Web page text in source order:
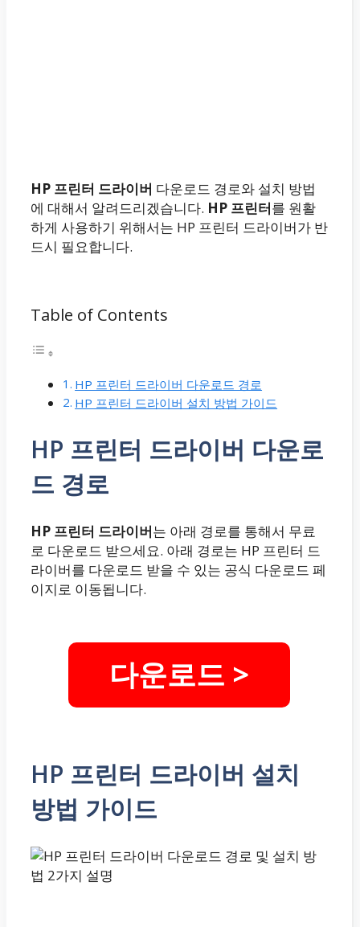
HP 프린터 드라이버 다운로드 경로와 설치 방법
에 대해서 알려드리겠습니다. HP 프린터를 원활
하게 사용하기 위해서는 HP 프린터 드라이버가 반
드시 필요합니다.
Table of Contents
HP 프린터 드라이버 다운로드 경로
HP 프린터 드라이버 설치 방법 가이드
HP 프린터 드라이버 다운로
드 경로
HP 프린터 드라이버는 아래 경로를 통해서 무료
로 다운로드 받으세요. 아래 경로는 HP 프린터 드
라이버를 다운로드 받을 수 있는 공식 다운로드 페
이지로 이동됩니다.
다운로드 >
HP 프린터 드라이버 설치
방법 가이드